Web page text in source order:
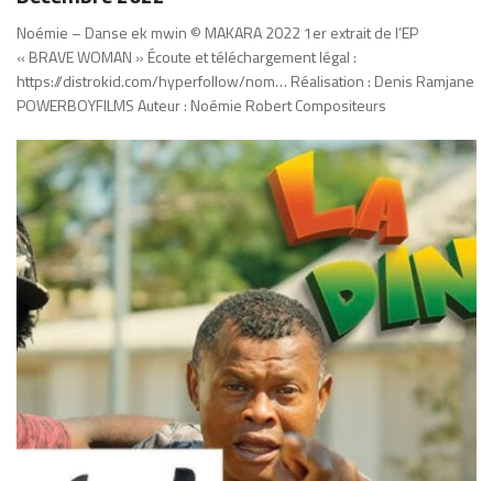
Noémie – Danse ek mwin © MAKARA 2022 1er extrait de l’EP
« BRAVE WOMAN » Écoute et téléchargement légal :
https://distrokid.com/hyperfollow/nom… Réalisation : Denis Ramjane
POWERBOYFILMS Auteur : Noémie Robert Compositeurs